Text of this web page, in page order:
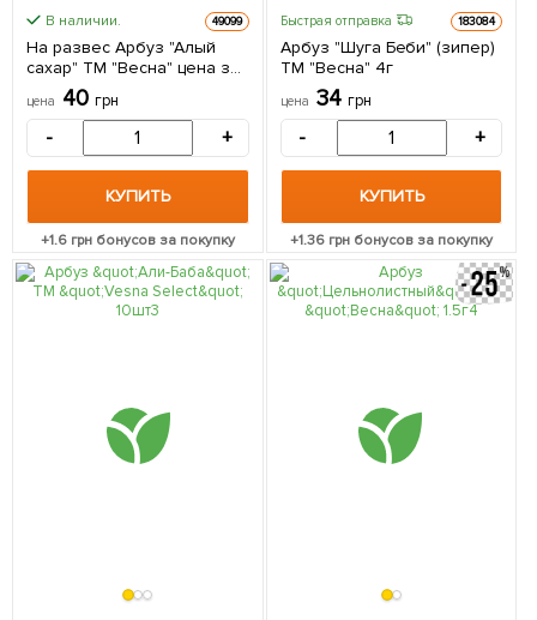
В наличии. 49099
На развес Арбуз "Алый
сахар" ТМ "Весна" цена за
цена 40 грн
- +
КУПИТЬ
+1.6 грн бонусов за покупку
Быстрая отправка 183084
Арбуз "Шуга Беби" (зипер)
ТМ "Весна" 4г
цена 34 грн
- +
КУПИТЬ
+1.36 грн бонусов за покупку